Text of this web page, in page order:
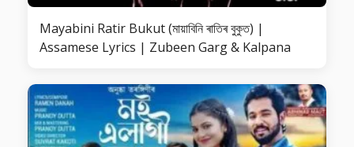
Mayabini Ratir Bukut (মায়াবিনি ৰাতিৰ বুকুত) |
Assamese Lyrics | Zubeen Garg & Kalpana